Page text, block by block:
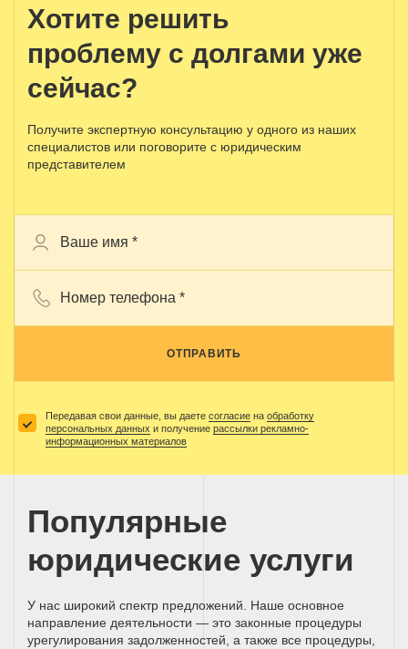
Хотите решить
проблему с долгами уже
сейчас?
Получите экспертную консультацию у одного из наших
специалистов или поговорите с юридическим
представителем
ОТПРАВИТЬ
Передавая свои данные, вы даете согласие на обработку
персональных данных и получение рассылки рекламно-
информационных материалов
Популярные
юридические услуги
У нас широкий спектр предложений. Наше основное
направление деятельности — это законные процедуры
урегулирования задолженностей, а также все процедуры,